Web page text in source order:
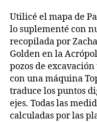
Utilicé el mapa de
lo suplementé con
recopilada por
Golden en la
pozos de
con una máquina
traduce los puntos
ejes. Todas las
calculadas por las